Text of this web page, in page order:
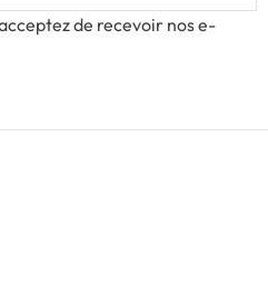
de recevoir nos e-